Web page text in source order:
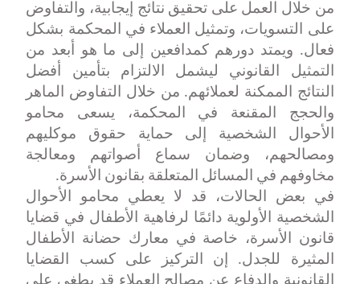
من خلال العمل على تحقيق نتائج إيجابية، والتفاوض
على التسويات، وتمثيل العملاء في المحكمة بشكل
فعال. ويمتد دورهم كمدافعين إلى ما هو أبعد من
التمثيل القانوني ليشمل الالتزام بتأمين أفضل
النتائج الممكنة لعملائهم. من خلال التفاوض الماهر
والحجج المقنعة في المحكمة، يسعى محامو
الأحوال الشخصية إلى حماية حقوق موكليهم
ومصالحهم، وضمان سماع أصواتهم ومعالجة
مخاوفهم في المسائل المتعلقة بقانون الأسرة.
في بعض الحالات، قد لا يعطي محامو الأحوال
الشخصية الأولوية دائمًا لرفاهية الأطفال في قضايا
قانون الأسرة، خاصة في معارك حضانة الأطفال
المثيرة للجدل. إن التركيز على كسب القضايا